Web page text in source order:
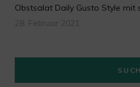
Obstsalat Daily Gusto Style mit
28. Februar 2021